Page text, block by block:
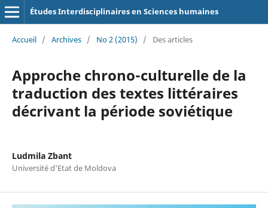
Études Interdisciplinaires en Sciences humaines
Accueil / Archives / No 2 (2015) / Des articles
Approche chrono-culturelle de la
traduction des textes littéraires
décrivant la période soviétique
Ludmila Zbant
Université d'Etat de Moldova